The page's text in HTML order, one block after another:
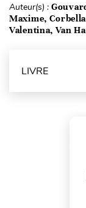
Auteur(s) :
Maxime,
Valentina, Van
LIVRE